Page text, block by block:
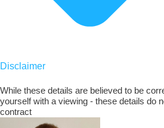
Disclaimer
While these details are believed to be
yourself with a viewing - these details do
contract